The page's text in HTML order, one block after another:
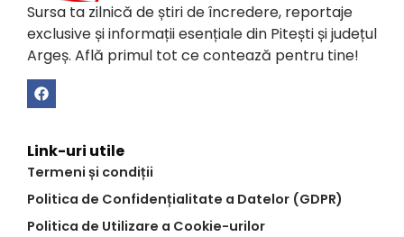
Sursa ta zilnică de știri de încredere, reportaje
exclusive și informații esențiale din Pitești și județul
Argeș. Află primul tot ce contează pentru tine!
Link-uri utile
Termeni și condiții
Politica de Confidențialitate a Datelor (GDPR)
Politica de Utilizare a Cookie-urilor